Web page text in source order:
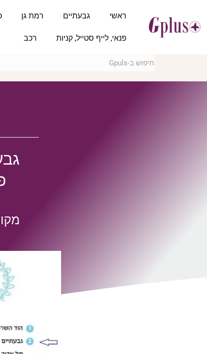
ראשי גבעתיים רמת גן
פנאי, לייף סטייל, קניות רכב